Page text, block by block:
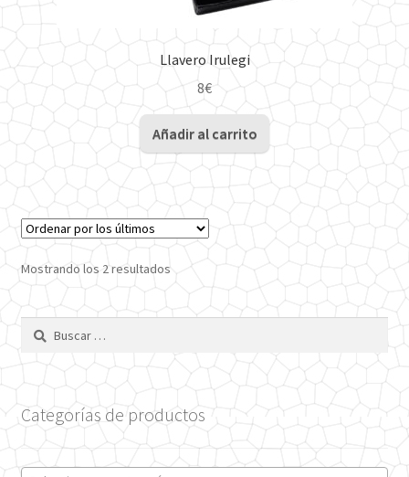
Llavero Irulegi
8€
Añadir al carrito
Mostrando los 2 resultadosOrdenado
por
los
Buscar:
Categorías de productos